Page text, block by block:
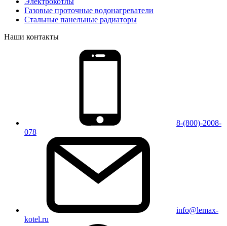
Газовые проточные водонагреватели
Стальные панельные радиаторы
Наши контакты
8-(800)-2008-
078
info@lemax-
kotel.ru